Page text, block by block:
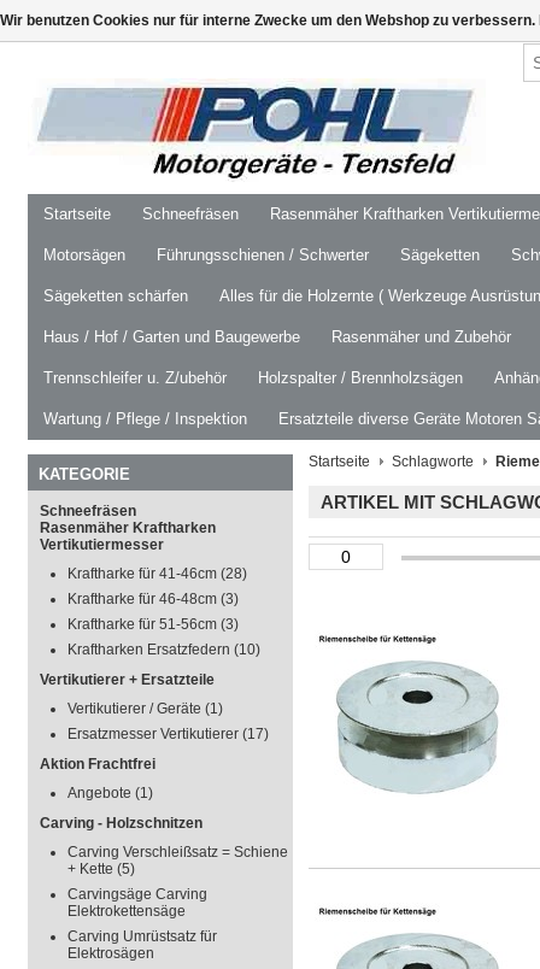
Startseite Schneefräsen Rasenmäher Kraftharken
Motorsägen Führungsschienen / Schwerter Sägeketten
Sägeketten schärfen Alles für die Holzernte ( Werkzeuge
Haus / Hof / Garten und Baugewerbe Rasenmäher und Zubehör
Trennschleifer u. Z/ubehör Holzspalter / Brennholzsägen
Wartung / Pflege / Inspektion Ersatzteile diverse Geräte Motoren
KATEGORIE
Schneefräsen
Rasenmäher Kraftharken
Vertikutiermesser
Kraftharke für 41-46cm (28)
Kraftharke für 46-48cm (3)
Kraftharke für 51-56cm (3)
Kraftharken Ersatzfedern (10)
Vertikutierer + Ersatzteile
Vertikutierer / Geräte (1)
Ersatzmesser Vertikutierer (17)
Aktion Frachtfrei
Angebote (1)
Carving - Holzschnitzen
Carving Verschleißsatz = Schiene
+ Kette (5)
Carvingsäge Carving
Elektrokettensäge
Carving Umrüstsatz für
Elektrosägen
Startseite Schlagworte
ARTIKEL MIT
Wir benutzen Cookies nur für interne Zwecke um den Webshop zu